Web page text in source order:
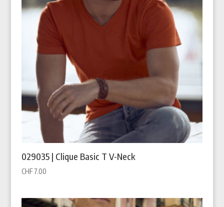
029035 | Clique Basic T V-Neck
CHF7.00